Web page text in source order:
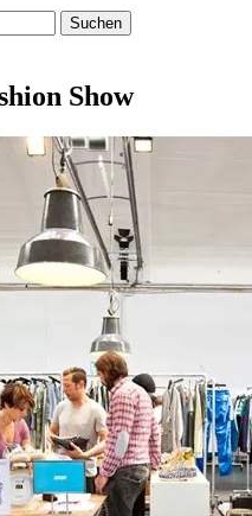
Show